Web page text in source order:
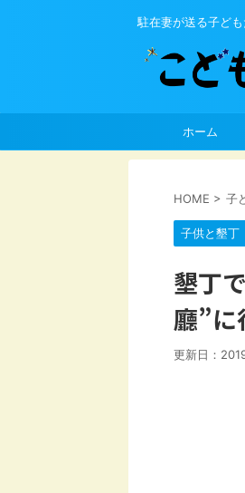
駐在妻が送る子ど
ホーム
HOME > 子
子供と墾丁
墾丁
廳”
更新日：